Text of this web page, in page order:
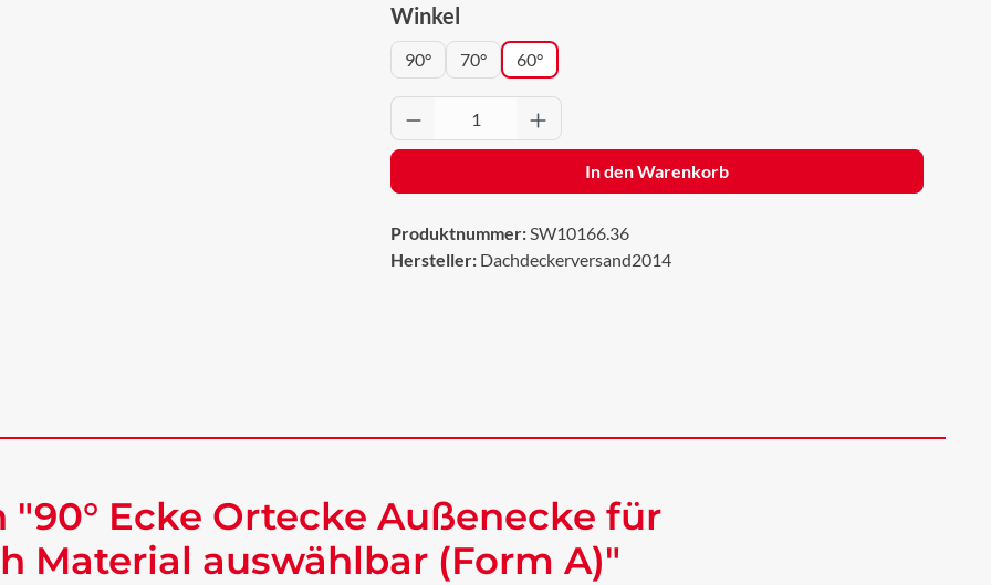
Winkelauswählen
90° 70° 60°
Produkt Anzahl: Gib den gewünschten Wert ein
In den Warenkorb
Produktnummer:SW10166.36
Hersteller: Dachdeckerversand2014
Ecke Ortecke Außenecke für
Material auswählbar (Form A)"